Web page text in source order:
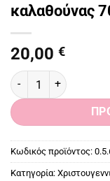
καλαθούνας
20,00 €
Χριστουγεννιάτικα
Κωδικός προϊόντος:
Κατηγορία: